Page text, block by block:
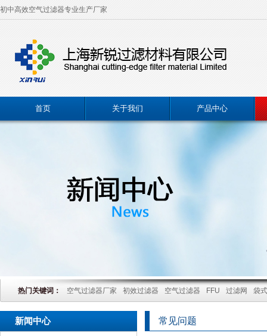
初中高效空气过滤器专业生产厂家
首页 关于我们 产品中心
热门关键词： 空气过滤器厂家 初效过滤器 空气过滤器 FFU 过滤网 袋
新闻中心 常见问题